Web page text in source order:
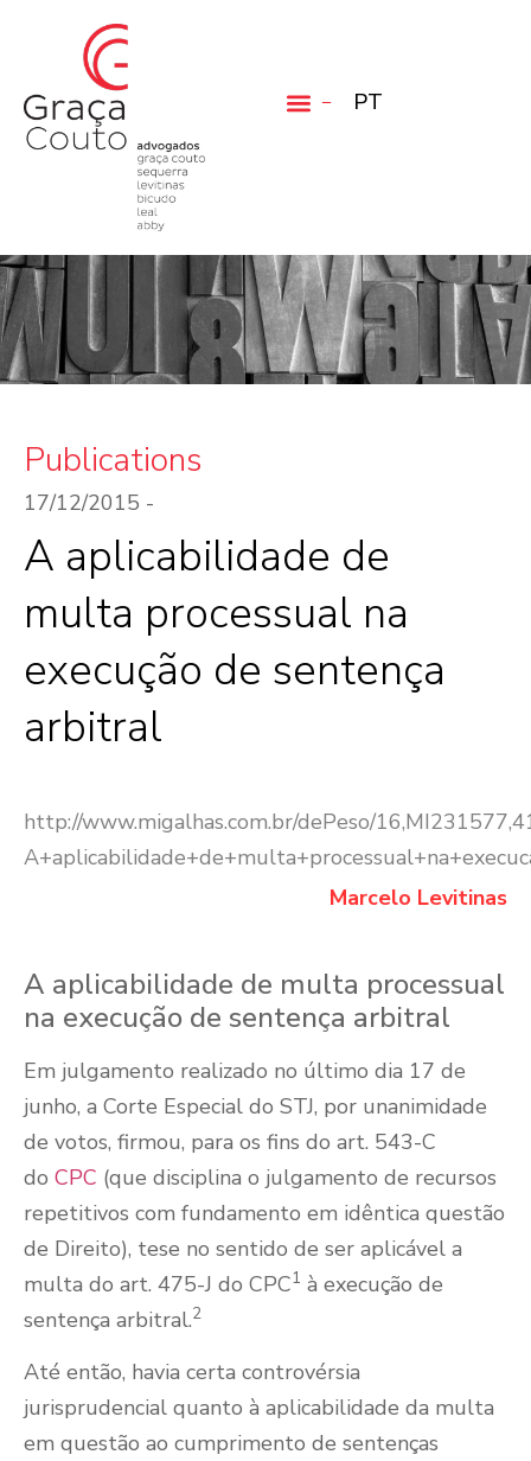
PT
Publications
17/12/2015 -
A aplicabilidade de
multa processual na
execução de sentença
arbitral
http://www.migalhas.com.br/dePeso/
Marcelo Levitinas
A aplicabilidade de multa processual
na execução de sentença arbitral
Em julgamento realizado no último dia 17 de
junho, a Corte Especial do STJ, por unanimidade
de votos, firmou, para os fins do art. 543-C
do CPC (que disciplina o julgamento de recursos
repetitivos com fundamento em idêntica questão
de Direito), tese no sentido de ser aplicável a
multa do art. 475-J do CPC1 à execução de
sentença arbitral.2
Até então, havia certa controvérsia
jurisprudencial quanto à aplicabilidade da multa
em questão ao cumprimento de sentenças